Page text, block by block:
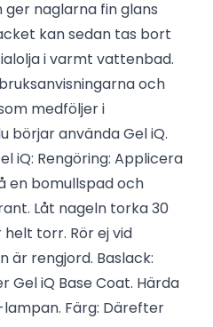
naglarna fin glans
kan sedan tas bort
i varmt vattenbad.
och
medföljer i
börjar använda Gel iQ.
iQ: Rengöring: Applicera
en bomullspad och
Låt nageln torka 30
torr. Rör ej vid
är rengjord. Baslack:
iQ Base Coat. Härda
lampan. Färg: Därefter